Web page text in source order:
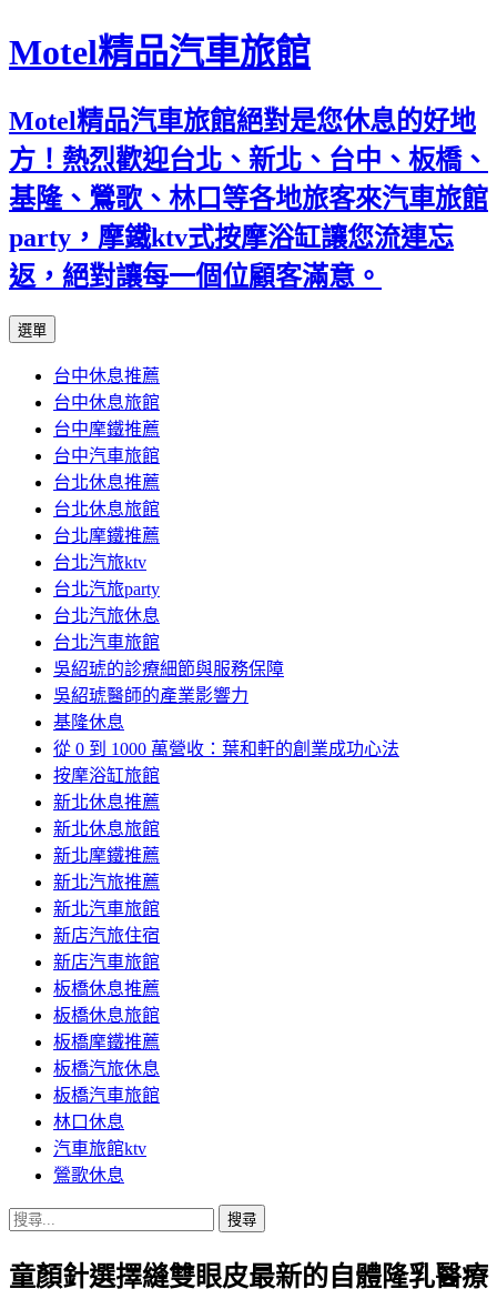
Motel精品汽車旅館
Motel精品汽車旅館絕對是您休息的好地
方！熱烈歡迎台北、新北、台中、板橋、
基隆、鶯歌、林口等各地旅客來汽車旅館
party，摩鐵ktv式按摩浴缸讓您流連忘
返，絕對讓每一個位顧客滿意。
選單
內
容
台中休息推薦
台中休息旅館
台中摩鐵推薦
台中汽車旅館
台北休息推薦
台北休息旅館
台北摩鐵推薦
台北汽旅ktv
台北汽旅party
台北汽旅休息
台北汽車旅館
吳紹琥的診療細節與服務保障
吳紹琥醫師的產業影響力
基隆休息
從 0 到 1000 萬營收：葉和軒的創業成功心法
按摩浴缸旅館
新北休息推薦
新北休息旅館
新北摩鐵推薦
新北汽旅推薦
新北汽車旅館
新店汽旅住宿
新店汽車旅館
板橋休息推薦
板橋休息旅館
板橋摩鐵推薦
板橋汽旅休息
板橋汽車旅館
林口休息
汽車旅館ktv
鶯歌休息
搜
關
童顏針選擇縫雙眼皮最新的自體隆乳醫療